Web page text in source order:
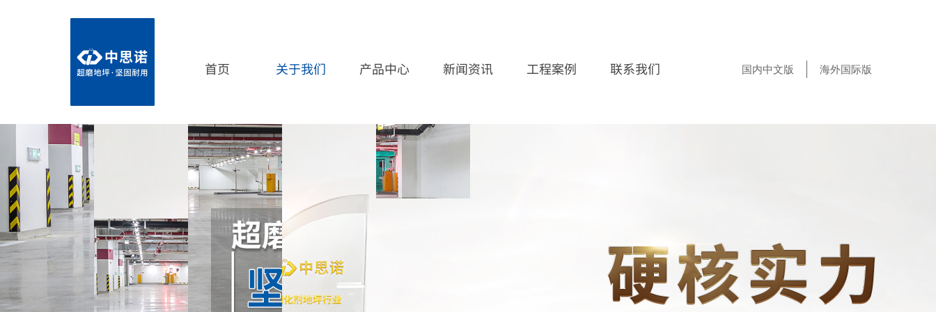
首页 关于我们 产品中心 新闻资讯 工程案例 联系我们 国内中文版 海外国际版